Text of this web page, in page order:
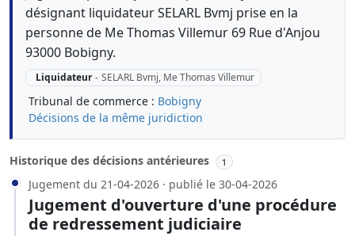
désignant liquidateur SELARL Bvmj prise en la
personne de Me Thomas Villemur 69 Rue d'Anjou
93000 Bobigny.
Liquidateur - SELARL Bvmj, Me Thomas Villemur
Tribunal de commerce : Bobigny
Décisions de la même juridiction
Historique des décisions antérieures 1
Jugement du 21-04-2026 · publié le 30-04-2026
Jugement d'ouverture d'une procédure
de redressement judiciaire